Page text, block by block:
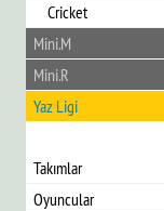
Cricket
Mini.M
Mini.R
Yaz Ligi
Takımlar
Oyuncular